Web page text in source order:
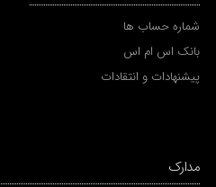
شماره حساب ها
بانک اس ام اس
پیشنهادات و انتقادات
مدارک